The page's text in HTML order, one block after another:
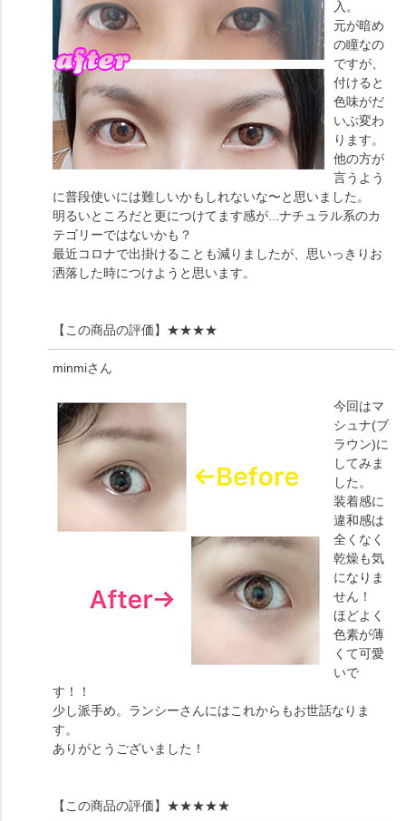
入。
元が暗め
の瞳なの
ですが、
付けると
色味がだ
いぶ変わ
ります。
他の方が
言うよう
に普段使いには難しいかもしれないな〜と思いました。
明るいところだと更につけてます感が...ナチュラル系のカ
テゴリーではないかも？
最近コロナで出掛けることも減りましたが、思いっきりお
洒落した時につけようと思います。
【この商品の評価】 ★★★★
minmiさん
今回はマ
シュナ(ブ
ラウン)に
してみま
した。
装着感に
違和感は
全くなく
乾燥も気
になりま
せん！
ほどよく
色素が薄
くて可愛
いで
す！！
少し派手め。ランシーさんにはこれからもお世話なりま
す。
ありがとうございました！
【この商品の評価】 ★★★★★